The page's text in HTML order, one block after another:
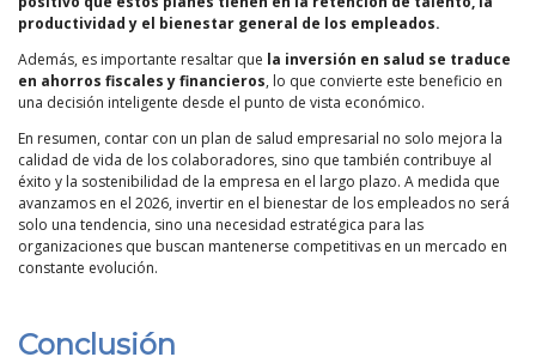
productividad y el bienestar general de los empleados.
Además, es importante resaltar que la inversión en salud se traduce
en ahorros fiscales y financieros, lo que convierte este beneficio en
una decisión inteligente desde el punto de vista económico.
En resumen, contar con un plan de salud empresarial no solo mejora la
calidad de vida de los colaboradores, sino que también contribuye al
éxito y la sostenibilidad de la empresa en el largo plazo. A medida que
avanzamos en el 2026, invertir en el bienestar de los empleados no será
solo una tendencia, sino una necesidad estratégica para las
organizaciones que buscan mantenerse competitivas en un mercado en
constante evolución.
Conclusión